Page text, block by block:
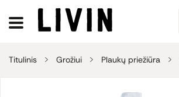
Titulinis Grožiui Plaukų priežiūra